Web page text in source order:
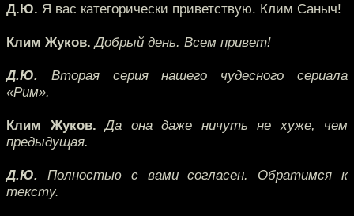
Д.Ю. Я вас категорически приветствую. Клим Саныч!
Клим Жуков. Добрый день. Всем привет!
Д.Ю. Вторая серия нашего чудесного сериала
«Рим».
Клим Жуков. Да она даже ничуть не хуже, чем
предыдущая.
Д.Ю. Полностью с вами согласен. Обратимся к
тексту.